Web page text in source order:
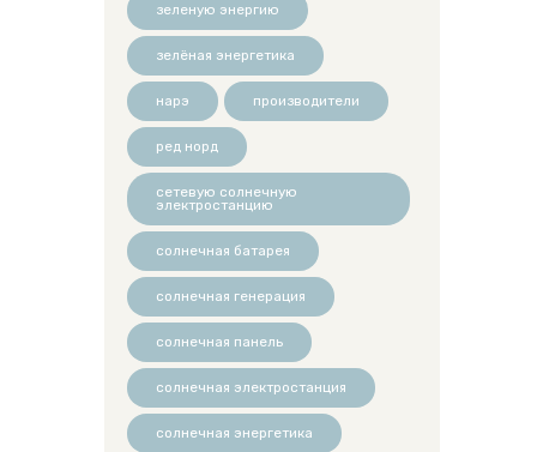
зеленую энергию
зелёная энергетика
нарэ производители
ред норд
сетевую солнечную
электростанцию
солнечная батарея
солнечная генерация
солнечная панель
солнечная электростанция
солнечная энергетика